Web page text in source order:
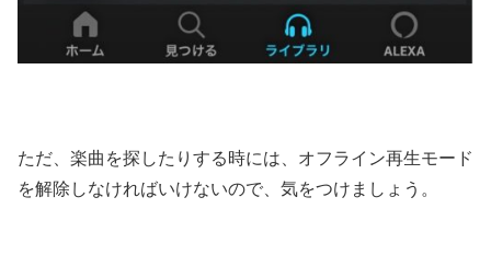
ただ、楽曲を探したりする時には、オフライン再生モード
を解除しなければいけないので、気をつけましょう。